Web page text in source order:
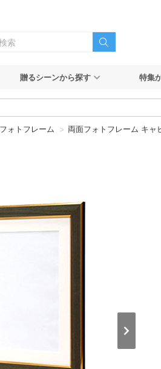
贈るシーンから探す 特集
ォトフレーム 両面フォトフレーム キャ